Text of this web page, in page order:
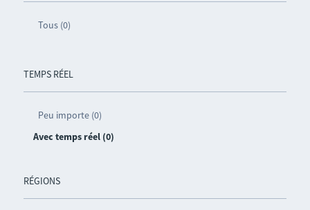
Tous (0)
TEMPS RÉEL
Peu importe (0)
Avec temps réel (0)
RÉGIONS